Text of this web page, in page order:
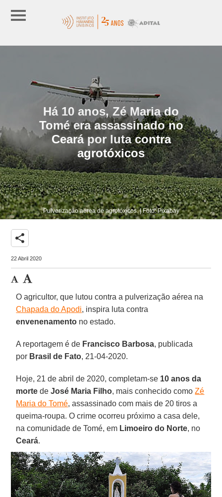
Há 10 anos, Zé Maria do
Tomé era assassinado no
Ceará por luta contra
agrotóxicos
Pulverização aérea de agrotóxicos. | Foto: Pixabay
share
22 Abril 2020
O agricultor, que lutou contra a pulverização aérea na
Chapada do Apodi, inspira luta contra
envenenamento no estado.
A reportagem é de Francisco Barbosa, publicada
por Brasil de Fato, 21-04-2020.
Hoje, 21 de abril de 2020, completam-se 10 anos da
morte deJosé Maria Filho, mais conhecido comoZé
Maria do Tomé, assassinado com mais de 20 tiros a
queima-roupa. O crime ocorreu próximo a casa dele,
na comunidade de Tomé, em Limoeiro do Norte, no
Ceará.